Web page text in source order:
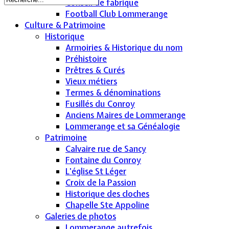
Conseil de fabrique
Football Club Lommerange
Culture & Patrimoine
Historique
Armoiries & Historique du nom
Préhistoire
Prêtres & Curés
Vieux métiers
Termes & dénominations
Fusillés du Conroy
Anciens Maires de Lommerange
Lommerange et sa Généalogie
Patrimoine
Calvaire rue de Sancy
Fontaine du Conroy
L'église St Léger
Croix de la Passion
Historique des cloches
Chapelle Ste Appoline
Galeries de photos